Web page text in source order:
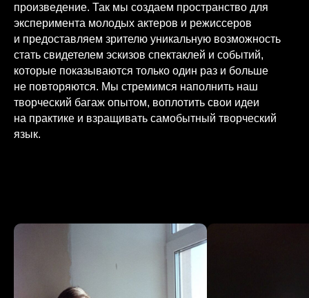
произведение. Так мы создаем пространство для
эксперимента молодых актеров и режиссеров
и предоставляем зрителю уникальную возможность
стать свидетелем эскизов спектаклей и событий,
которые показываются только один раз и больше
не повторяются. Мы стремимся наполнить наш
творческий багаж опытом, воплотить свои идеи
на практике и взращивать самобытный творческий
язык.